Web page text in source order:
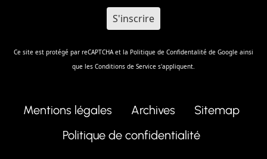
Ce site est protégé par reCAPTCHA et la Politique de Confidentalité de Google ainsi
que les Conditions de Service s'appliquent.
Mentions légales Archives
Sitemap
Politique de confidentialité